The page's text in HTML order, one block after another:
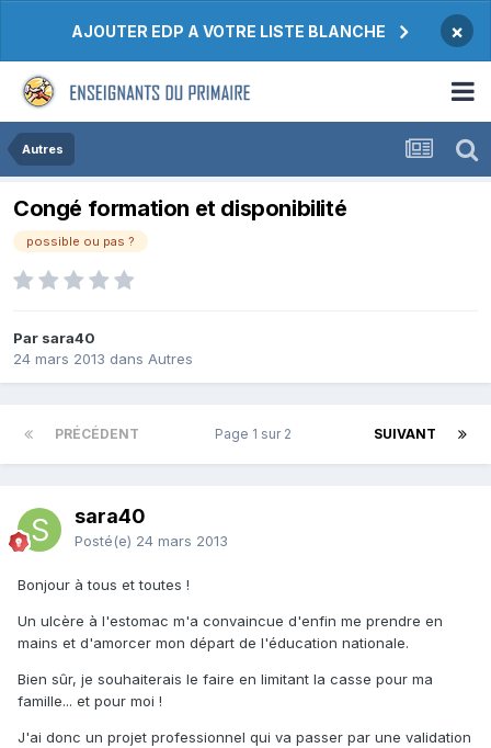
AJOUTER EDP A VOTRE LISTE BLANCHE ×
Autres
Congé formation et disponibilité
possible ou pas ?
Par sara40
24 mars 2013 dans Autres
PRÉCÉDENT SUIVANT
Page 1 sur 2
sara40
Posté(e) 24 mars 2013
Bonjour à tous et toutes !
Un ulcère à l'estomac m'a convaincue d'enfin me prendre en
mains et d'amorcer mon départ de l'éducation nationale.
Bien sûr, je souhaiterais le faire en limitant la casse pour ma
famille... et pour moi !
J'ai donc un projet professionnel qui va passer par une validation